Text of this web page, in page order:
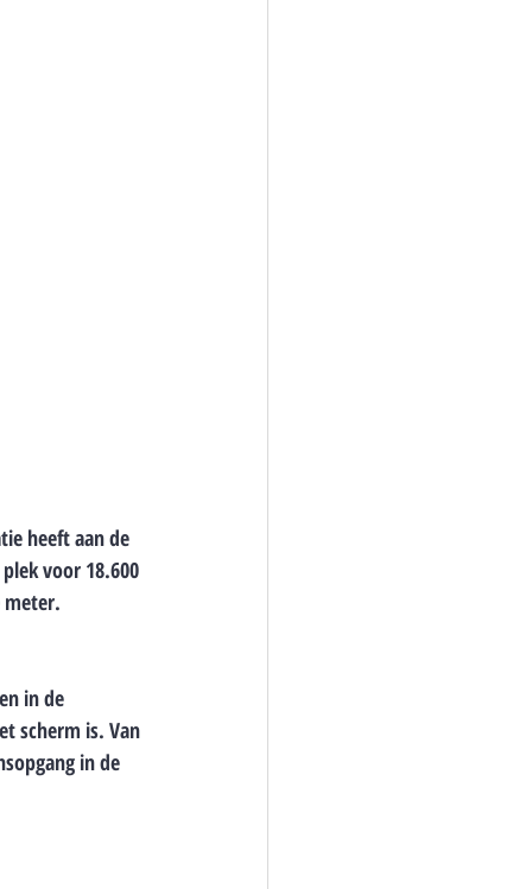
heeft aan de
voor 18.600
meter.
in de
scherm is. Van
in de